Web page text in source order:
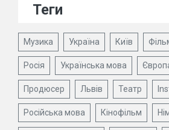
Теги
Музика Україна Київ
Росія Українська мова
Продюсер Львів Театр
Російська мова Кінофільм